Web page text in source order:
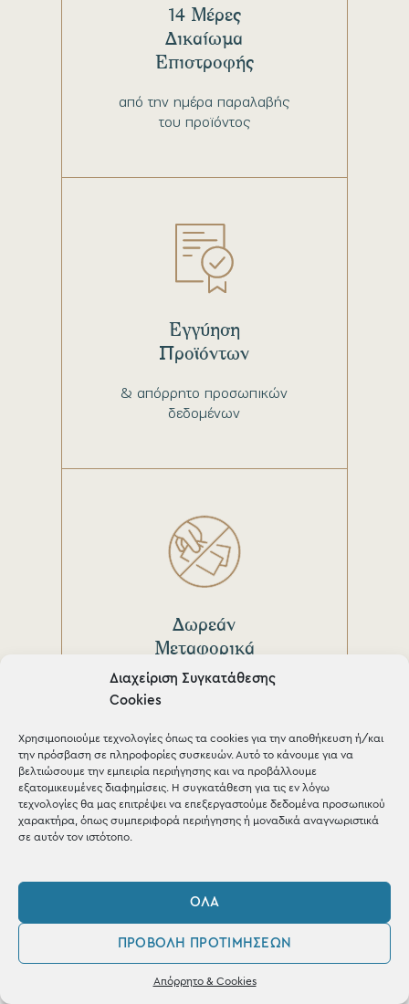
Διαχείριση Συγκατάθεσης
Cookies
Χρησιμοποιούμε τεχνολογίες όπως τα cookies για την αποθήκευση ή/και
την πρόσβαση σε πληροφορίες συσκευών. Αυτό το κάνουμε για να
βελτιώσουμε την εμπειρία περιήγησης και να προβάλλουμε
εξατομικευμένες διαφημίσεις. Η συγκατάθεση για τις εν λόγω
τεχνολογίες θα μας επιτρέψει να επεξεργαστούμε δεδομένα προσωπικού
χαρακτήρα, όπως συμπεριφορά περιήγησης ή μοναδικά αναγνωριστικά
σε αυτόν τον ιστότοπο.
ΌΛΑ
ΠΡΟΒΟΛΉ ΠΡΟΤΙΜΉΣΕΩΝ
Απόρρητο & Cookies
από την ημέρα παραλαβής
του προϊόντος
14 Μέρες
Δικαίωμα
Επιστροφής
& απόρρητο προσωπικών
δεδομένων
Εγγύηση
Προϊόντων
για παραγγελίες άνω των
Δωρεάν
Μεταφορικά
μέσα σε 1-3 μέρες σε όλη
την Ελλάδα
Άμεση
παράδοση
Φίλτρα
0